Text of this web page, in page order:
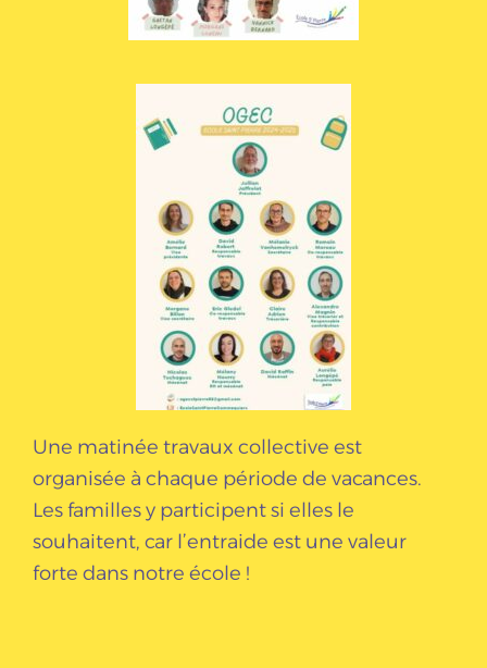
Une matinée travaux collective est
organisée à chaque période de vacances.
Les familles y participent si elles le
souhaitent, car l’entraide est une valeur
forte dans notre école !